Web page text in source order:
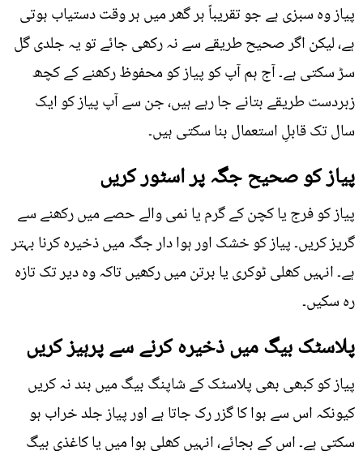
پیاز وہ سبزی ہے جو تقریباً ہر گھر میں ہر وقت دستیاب ہوتی
ہے، لیکن اگر صحیح طریقے سے نہ رکھی جائے تو یہ جلدی گل
سڑ سکتی ہے۔ آج ہم آپ کو پیاز کو محفوظ رکھنے کے کچھ
زبردست طریقے بتانے جا رہے ہیں، جن سے آپ پیاز کو ایک
سال تک قابلِ استعمال بنا سکتی ہیں۔
پیاز کو صحیح جگہ پر اسٹور کریں
پیاز کو فرج یا کچن کے گرم یا نمی والے حصے میں رکھنے سے
گریز کریں۔ پیاز کو خشک اور ہوا دار جگہ میں ذخیرہ کرنا بہتر
ہے۔ انہیں کھلی ٹوکری یا برتن میں رکھیں تاکہ وہ دیر تک تازہ
رہ سکیں۔
پلاسٹک بیگ میں ذخیرہ کرنے سے پرہیز کریں
پیاز کو کبھی بھی پلاسٹک کے شاپنگ بیگ میں بند نہ کریں
کیونکہ اس سے ہوا کا گزر رک جاتا ہے اور پیاز جلد خراب ہو
سکتی ہے۔ اس کے بجائے، انہیں کھلی ہوا میں یا کاغذی بیگ